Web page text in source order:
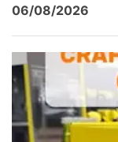
06/08/2026